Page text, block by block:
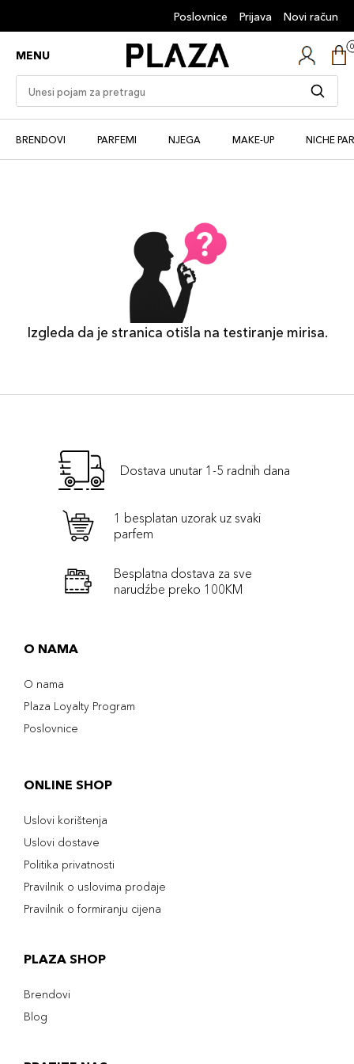
Poslovnice Prijava Novi račun
MENU
BRENDOVI PARFEMI NJEGA MAKE-UP NICHE
Izgleda da je stranica otišla na testiranje mirisa.
Dostava unutar 1-5 radnih dana
1 besplatan uzorak uz svaki
parfem
Besplatna dostava za sve
narudźbe preko 100KM
O NAMA
O nama
Plaza Loyalty Program
Poslovnice
ONLINE SHOP
Uslovi korištenja
Uslovi dostave
Politika privatnosti
Pravilnik o uslovima prodaje
Pravilnik o formiranju cijena
PLAZA SHOP
Brendovi
Blog